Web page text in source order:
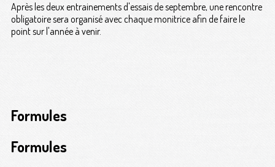
Après les deux entrainements d'essais de septembre, une rencontre
obligatoire sera organisé avec chaque monitrice afin de faire le
point sur l'année à venir.
Formules
Formules